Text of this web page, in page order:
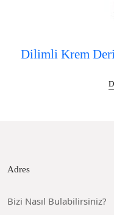
Dilimli Krem
Adres
Bizi Nasıl Bulabilirsiniz?